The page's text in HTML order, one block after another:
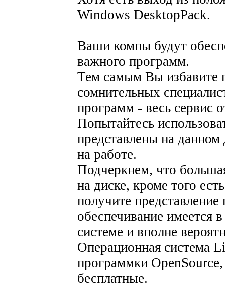
Windows DesktopPack.
Ваши компы будут
важного программ.
Тем самым Вы избавите
сомнительных
программ - весь сервис
Попытайтесь
представлены на
на работе.
Подчеркнем, что
на диске, кроме того
получите
обеспечивание имеется
системе и вполне
Операционная система
программки
бесплатные.